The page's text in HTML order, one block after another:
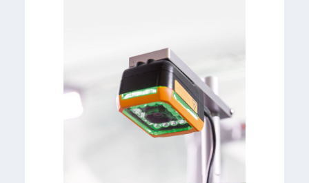
o
n
a
i
b
u
t
F